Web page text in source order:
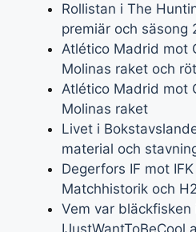
Rollistan i The
premiär och säsong
Atlético Madrid mot
Molinas raket och
Atlético Madrid mot
Molinas raket
Livet i
material och
Degerfors IF mot
Matchhistorik och
Vem var bläckfisken
IJustWantToBeCool